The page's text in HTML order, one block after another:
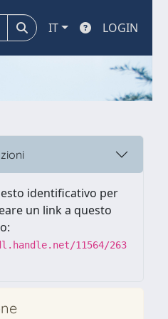
IT LOGIN
identificativo per
un link a questo
11564/263